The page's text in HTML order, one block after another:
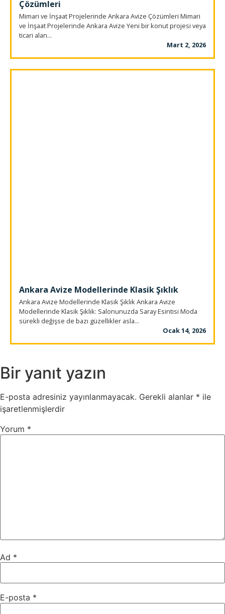
Çözümleri
Mimari ve İnşaat Projelerinde Ankara Avize Çözümleri Mimari
ve İnşaat Projelerinde Ankara Avize Yeni bir konut projesi veya
ticari alan...
Mart 2, 2026
Ankara Avize Modellerinde Klasik Şıklık
Ankara Avize Modellerinde Klasik Şıklık Ankara Avize
Modellerinde Klasik Şıklık: Salonunuzda Saray Esintisi Moda
sürekli değişse de bazı güzellikler asla...
Ocak 14, 2026
Bir yanıt yazın
E-posta adresiniz yayınlanmayacak. Gerekli alanlar * ile
işaretlenmişlerdir
Yorum *
Ad *
E-posta *